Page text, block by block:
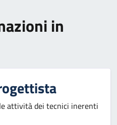
in
attività dei tecnici inerenti